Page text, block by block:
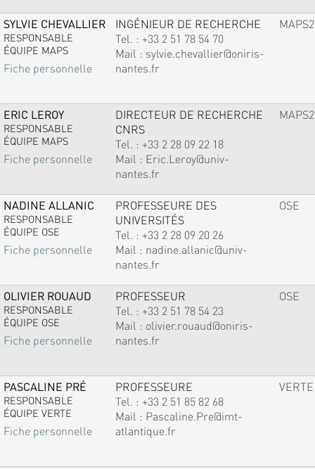
SYLVIE CHEVALLIER
RESPONSABLE
ÉQUIPE MAPS
Fiche personnelle
INGÉNIEUR DE RECHERCHE
Tel. : +33 2 51 78 54 70
Mail : sylvie.chevallier@oniris-
nantes.fr
MAPS2
ERIC LEROY
RESPONSABLE
ÉQUIPE MAPS
Fiche personnelle
DIRECTEUR DE RECHERCHE
CNRS
Tel. : +33 2 28 09 22 18
Mail : Eric.Leroy@univ-
nantes.fr
MAPS2
NADINE ALLANIC
RESPONSABLE
ÉQUIPE OSE
Fiche personnelle
PROFESSEURE DES
UNIVERSITÉS
Tel. : +33 2 28 09 20 26
Mail : nadine.allanic@univ-
nantes.fr
OSE
OLIVIER ROUAUD
RESPONSABLE
ÉQUIPE OSE
Fiche personnelle
PROFESSEUR
Tel. : +33 2 51 78 54 23
Mail : olivier.rouaud@oniris-
nantes.fr
OSE
PASCALINE PRÉ
RESPONSABLE
ÉQUIPE VERTE
Fiche personnelle
PROFESSEURE
Tel. : +33 2 51 85 82 68
Mail : Pascaline.Pre@imt-
atlantique.fr
VERTE